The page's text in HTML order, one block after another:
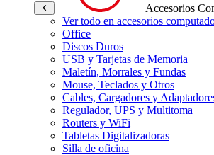
Accesorios
Ver todo en accesorios
Office
Discos Duros
USB y Tarjetas de Memoria
Maletín, Morrales y Fundas
Mouse, Teclados y Otros
Cables, Cargadores y
Regulador, UPS y Multitoma
Routers y WiFi
Tabletas Digitalizadoras
Silla de oficina